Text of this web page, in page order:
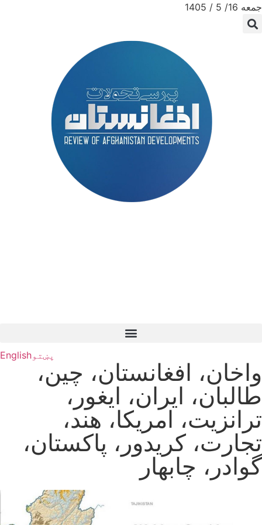
جمعه 16/ 5 / 1405
پښتوEnglish
واخان، افغانستان، چین،
طالبان، ایران، ایغور،
ترانزیت، امریکا، هند،
تجارت، کریدور، پاکستان،
گوادر، چابهار